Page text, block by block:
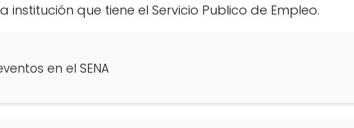
que tiene el Servicio Publico de Empleo.
en el SENA